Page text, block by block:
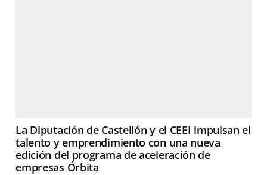
La Diputación de Castellón y el CEEI impulsan el
talento y emprendimiento con una nueva
edición del programa de aceleración de
empresas Órbita